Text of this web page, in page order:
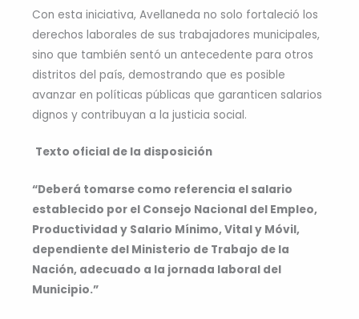
Con esta iniciativa, Avellaneda no solo fortaleció los
derechos laborales de sus trabajadores municipales,
sino que también sentó un antecedente para otros
distritos del país, demostrando que es posible
avanzar en políticas públicas que garanticen salarios
dignos y contribuyan a la justicia social.
Texto oficial de la disposición
“Deberá tomarse como referencia el salario
establecido por el Consejo Nacional del Empleo,
Productividad y Salario Mínimo, Vital y Móvil,
dependiente del Ministerio de Trabajo de la
Nación, adecuado a la jornada laboral del
Municipio.”